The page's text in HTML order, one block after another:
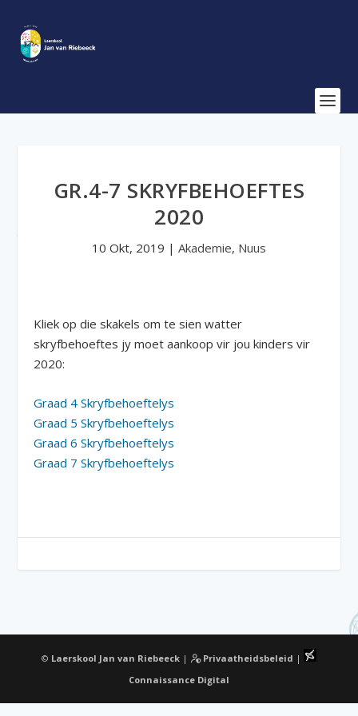
GR.4-7 SKRYFBEHOEFTES
2020
10 Okt, 2019 | Akademie, Nuus
Kliek op die skakels om te sien watter
skryfbehoeftes jy moet aankoop vir jou kinders vir
2020:
Graad 4 Skryfbehoeftelys
Graad 5 Skryfbehoeftelys
Graad 6 Skryfbehoeftelys
Graad 7 Skryfbehoeftelys
© Laerskool Jan van Riebeeck| Privaatheidsbeleid |
Connaissance Digital